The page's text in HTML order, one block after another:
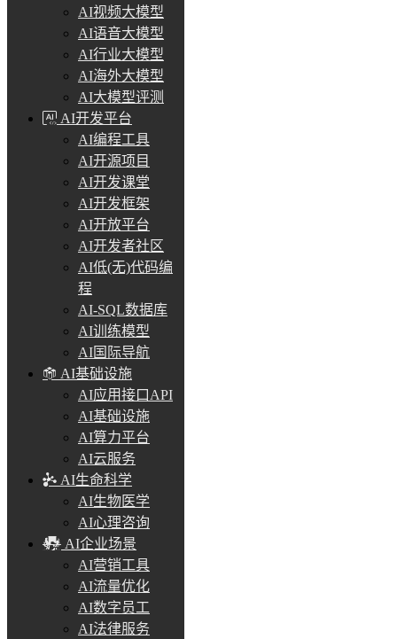
AI视频大模型
AI语音大模型
AI行业大模型
AI海外大模型
AI大模型评测
AI开发平台
AI编程工具
AI开源项目
AI开发课堂
AI开发框架
AI开放平台
AI开发者社区
AI低(无)代码编
程
AI-SQL数据库
AI训练模型
AI国际导航
AI基础设施
AI应用接口API
AI基础设施
AI算力平台
AI云服务
AI生命科学
AI生物医学
AI心理咨询
AI企业场景
AI营销工具
AI流量优化
AI数字员工
AI法律服务